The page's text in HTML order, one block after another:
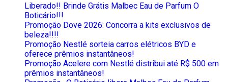
Liberado!! Brinde Grátis Malbec Eau de Parfum O
Boticário!!!
Promoção Dove 2026: Concorra a kits exclusivos de
beleza!!!!
Promoção Nestlé sorteia carros elétricos BYD e
oferece prêmios instantâneos!
Promoção Acelere com Nestlé distribui até R$ 500 em
prêmios instantâneos!